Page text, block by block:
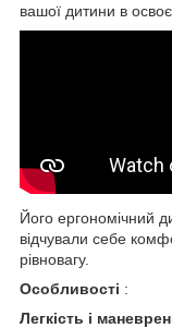
вашої дитини в
Його ергономічний
відчували себе
рівновагу.
Особливості :
Легкість і